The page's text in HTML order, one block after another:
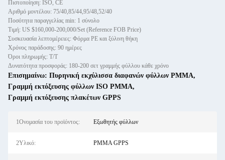
Πιστοποίηση: ISO, CE
Αριθμό μοντέλου: 75/40,85/44,95/48,52/40
Ποσότητα παραγγελίας min: 1 σύνολο
Τιμή: US $160,000-200,000/Set (Reference FOB Price)
Συσκευασία λεπτομέρειες: Φόρμα PE και ξύλινη θήκη
Χρόνος παράδοσης: 90 ημέρες
Όροι πληρωμής: Τ/Τ
Δυνατότητα προσφοράς: 180-200 σετ γραμμής φύλλου κάθε χρόνο
Επισημαίνω: Πυρηνική εκχύλισσα διαφανών φύλλων PMMA,
Γραμμή εκτόξευσης φύλλων ISO PMMA,
Γραμμή εκτόξευσης πλακέτων GPPS
1Ονομασία του προϊόντος: Εξωθητής φύλλων
2Υλικό: PMMA GPPS